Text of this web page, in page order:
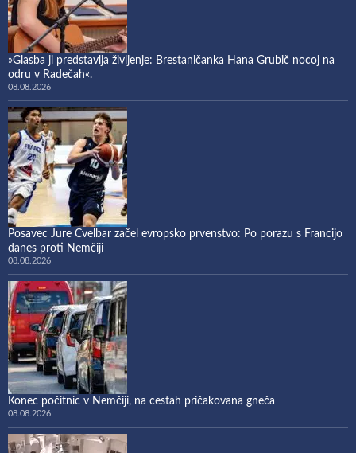
»Glasba ji predstavlja življenje: Brestaničanka Hana Grubič nocoj na
odru v Radečah«.
08.08.2026
Posavec Jure Cvelbar začel evropsko prvenstvo: Po porazu s Francijo
danes proti Nemčiji
08.08.2026
Konec počitnic v Nemčiji, na cestah pričakovana gneča
08.08.2026